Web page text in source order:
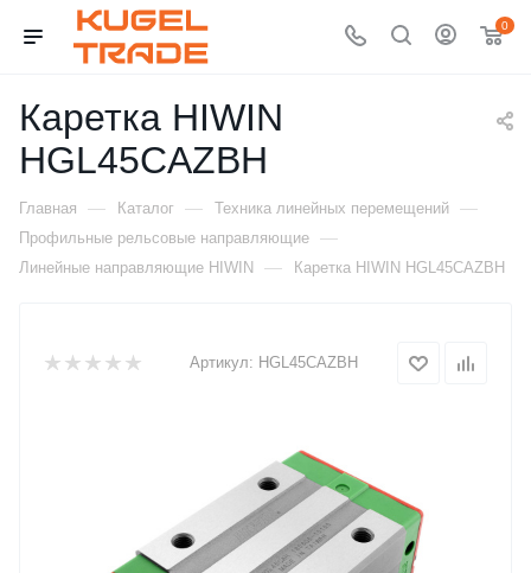
0
Каретка HIWIN
HGL45CAZBH
Главная — Каталог — Техника линейных перемещений —
Профильные рельсовые направляющие —
Линейные направляющие HIWIN — Каретка HIWIN HGL45CAZBH
Артикул: HGL45CAZBH